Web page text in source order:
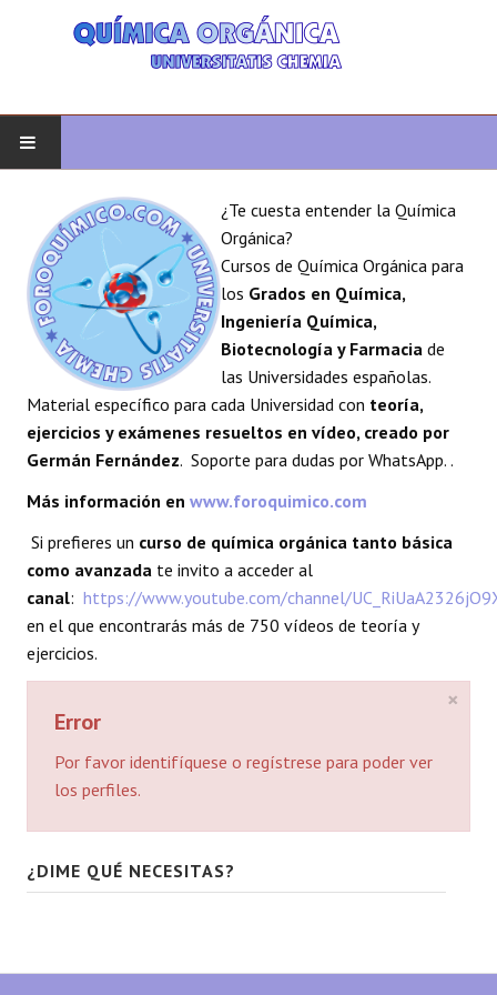
QUÍMICA ORGÁNICA
ORGÁNICA AVANZADA
HETEROCICLOS
SÍNTESIS
ESPECTROSCOPÍA
¿Te cuesta entender la Química
Orgánica?
Cursos de Química Orgánica para
los Grados en Química,
Ingeniería Química,
Biotecnología y Farmacia de
las Universidades españolas.
Material específico para cada Universidad con teoría,
ejercicios y exámenes resueltos en vídeo, creado por
Germán Fernández. Soporte para dudas por WhatsApp. .
Más información en www.foroquimico.com
Si prefieres un curso de química orgánica tanto básica
como avanzada te invito a acceder al
canal: https://www.youtube.com/channel/
en el que encontrarás más de 750 vídeos de teoría y
ejercicios.
×
Error
Por favor identifíquese o regístrese para poder ver
los perfiles.
¿DIME QUÉ NECESITAS?